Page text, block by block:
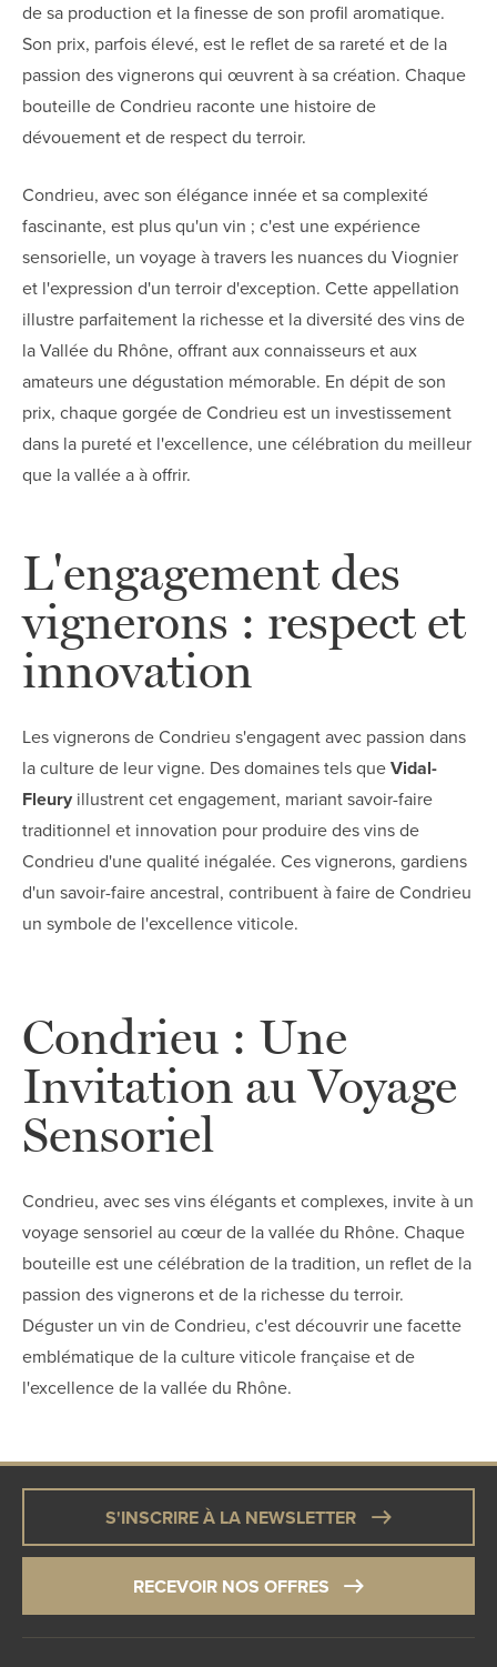
de sa production et la finesse de son profil aromatique.
Son prix, parfois élevé, est le reflet de sa rareté et de la
passion des vignerons qui œuvrent à sa création. Chaque
bouteille de Condrieu raconte une histoire de
dévouement et de respect du terroir.
Condrieu, avec son élégance innée et sa complexité
fascinante, est plus qu'un vin ; c'est une expérience
sensorielle, un voyage à travers les nuances du Viognier
et l'expression d'un terroir d'exception. Cette appellation
illustre parfaitement la richesse et la diversité des vins de
la Vallée du Rhône, offrant aux connaisseurs et aux
amateurs une dégustation mémorable. En dépit de son
prix, chaque gorgée de Condrieu est un investissement
dans la pureté et l'excellence, une célébration du meilleur
que la vallée a à offrir.
L'engagement des
vignerons : respect et
innovation
Les vignerons de Condrieu s'engagent avec passion dans
la culture de leur vigne. Des domaines tels que Vidal-
Fleury illustrent cet engagement, mariant savoir-faire
traditionnel et innovation pour produire des vins de
Condrieu d'une qualité inégalée. Ces vignerons, gardiens
d'un savoir-faire ancestral, contribuent à faire de Condrieu
un symbole de l'excellence viticole.
Condrieu : Une
Invitation au Voyage
Sensoriel
Condrieu, avec ses vins élégants et complexes, invite à un
voyage sensoriel au cœur de la vallée du Rhône. Chaque
bouteille est une célébration de la tradition, un reflet de la
passion des vignerons et de la richesse du terroir.
Déguster un vin de Condrieu, c'est découvrir une facette
emblématique de la culture viticole française et de
l'excellence de la vallée du Rhône.
S'INSCRIRE À LA NEWSLETTER
RECEVOIR NOS OFFRES